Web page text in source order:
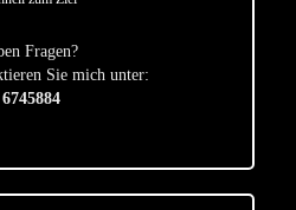
Fragen?
Sie mich unter: